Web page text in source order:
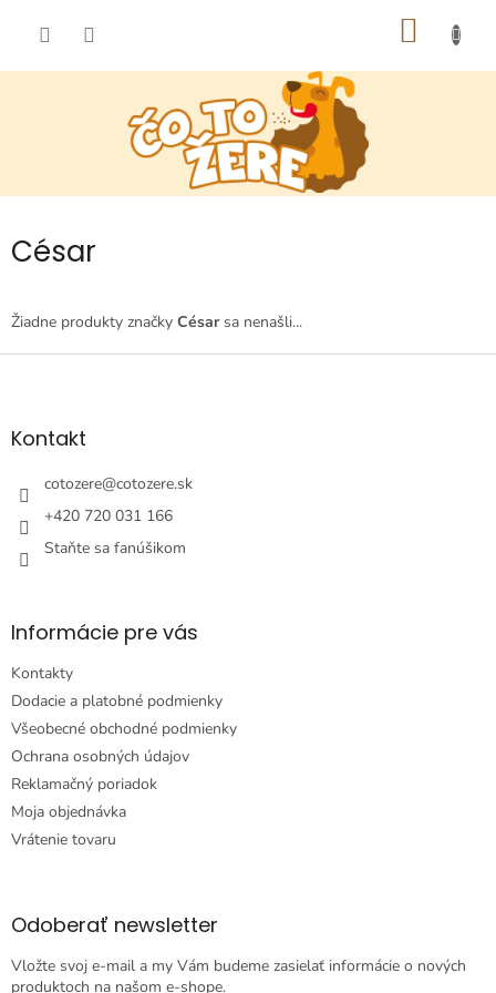
César
Žiadne produkty značky Césarsa nenašli...
Z
äKontakt
cotozere@cotozere.sk
+420 720 031 166
Staňte sa fanúšikom
Informácie pre vás
Kontakty
Dodacie a platobné podmienky
Všeobecné obchodné podmienky
Ochrana osobných údajov
Reklamačný poriadok
Moja objednávka
Vrátenie tovaru
Odoberať newsletter
Vložte svoj e-mail a my Vám budeme zasielať informácie o nových
produktoch na našom e-shope.